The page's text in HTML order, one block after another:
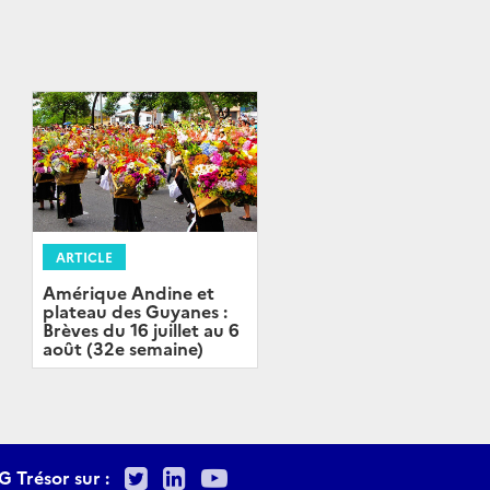
ARTICLE
Amérique Andine et
plateau des Guyanes :
Brèves du 16 juillet au 6
août (32e semaine)
Trésor sur : TwitterLinkedIn
Youtube